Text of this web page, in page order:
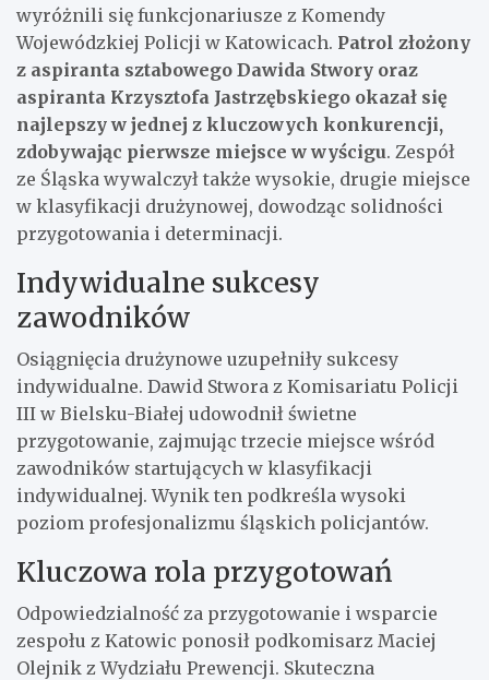
wyróżnili się funkcjonariusze z Komendy
Wojewódzkiej Policji w Katowicach. Patrol złożony
z aspiranta sztabowego Dawida Stwory oraz
aspiranta Krzysztofa Jastrzębskiego okazał się
najlepszy w jednej z kluczowych konkurencji,
zdobywając pierwsze miejsce w wyścigu. Zespół
ze Śląska wywalczył także wysokie, drugie miejsce
w klasyfikacji drużynowej, dowodząc solidności
przygotowania i determinacji.
Indywidualne sukcesy
zawodników
Osiągnięcia drużynowe uzupełniły sukcesy
indywidualne. Dawid Stwora z Komisariatu Policji
III w Bielsku-Białej udowodnił świetne
przygotowanie, zajmując trzecie miejsce wśród
zawodników startujących w klasyfikacji
indywidualnej. Wynik ten podkreśla wysoki
poziom profesjonalizmu śląskich policjantów.
Kluczowa rola przygotowań
Odpowiedzialność za przygotowanie i wsparcie
zespołu z Katowic ponosił podkomisarz Maciej
Olejnik z Wydziału Prewencji. Skuteczna